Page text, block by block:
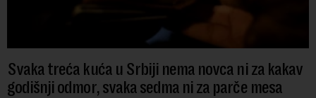
Svaka treća kuća u Srbiji nema novca ni za kakav
godišnji odmor, svaka sedma ni za parče mesa